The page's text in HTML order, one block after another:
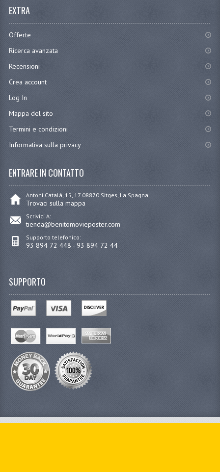
EXTRA
Offerte
Ricerca avanzata
Recensioni
Crea account
Log In
Mappa del sito
Termini e condizioni
Informativa sulla privacy
ENTRARE IN CONTATTO
Antoni Catalá, 15, 17 08870 Sitges, La Spagna
Trovaci sulla mappa
Scrivici A:
tienda@benitomovieposter.com
Supporto telefonico:
93 894 72 448 - 93 894 72 44
SUPPORTO